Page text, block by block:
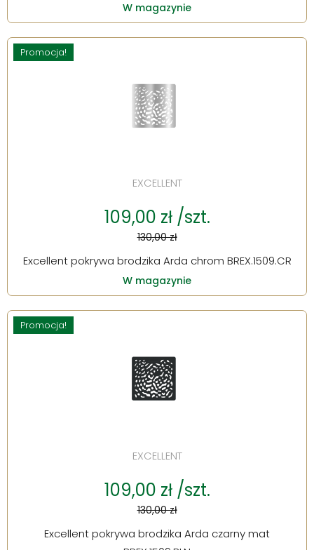
W magazynie
Promocja!
EXCELLENT
109,00 zł /szt.
130,00 zł
Excellent pokrywa brodzika Arda chrom BREX.1509.CR
W magazynie
Promocja!
EXCELLENT
109,00 zł /szt.
130,00 zł
Excellent pokrywa brodzika Arda czarny mat